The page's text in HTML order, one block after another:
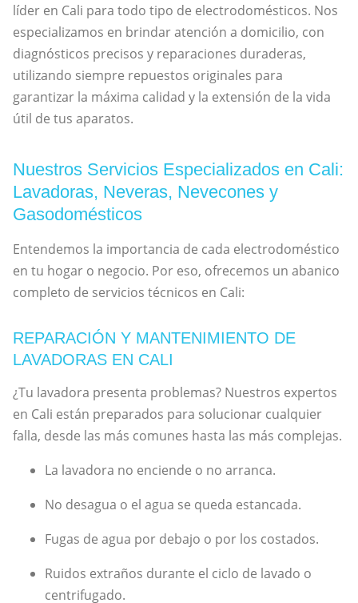
líder en Cali para todo tipo de electrodomésticos. Nos
especializamos en brindar atención a domicilio, con
diagnósticos precisos y reparaciones duraderas,
utilizando siempre repuestos originales para
garantizar la máxima calidad y la extensión de la vida
útil de tus aparatos.
Nuestros Servicios Especializados en Cali:
Lavadoras, Neveras, Nevecones y
Gasodomésticos
Entendemos la importancia de cada electrodoméstico
en tu hogar o negocio. Por eso, ofrecemos un abanico
completo de servicios técnicos en Cali:
REPARACIÓN Y MANTENIMIENTO DE
LAVADORAS EN CALI
¿Tu lavadora presenta problemas? Nuestros expertos
en Cali están preparados para solucionar cualquier
falla, desde las más comunes hasta las más complejas.
La lavadora no enciende o no arranca.
No desagua o el agua se queda estancada.
Fugas de agua por debajo o por los costados.
Ruidos extraños durante el ciclo de lavado o
centrifugado.